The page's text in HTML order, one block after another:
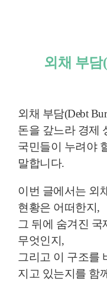
외채 부담
외채 부담(Debt
돈을 갚느라 경제
국민들이 누려야
말합니다.
이번 글에서는 외
현황은 어떠한지,
그 뒤에 숨겨진
무엇인지,
그리고 이 구조를
지고 있는지를 함